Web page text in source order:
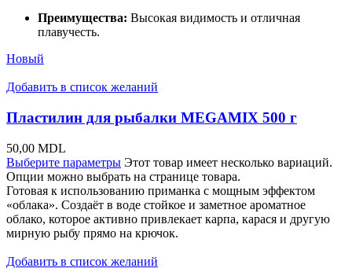
Преимущества: Высокая видимость и отличная
плавучесть.
Новый
Добавить в список желаний
Пластилин для рыбалки MEGAMIX 500 г
50,00 MDL
Выберите параметры Этот товар имеет несколько вариаций.
Опции можно выбрать на странице товара.
Готовая к использованию приманка с мощным эффектом
«облака». Создаёт в воде стойкое и заметное ароматное
облако, которое активно привлекает карпа, карася и другую
мирную рыбу прямо на крючок.
Добавить в список желаний